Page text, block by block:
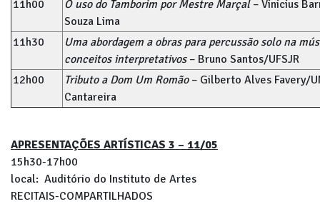
11h00 O uso do Tamborim por Mestre Marçal– Vinicius
Souza Lima
11h30
Uma abordagem a obras para percussão solo na
conceitos interpretativos– Bruno Santos/UFSJR
12h00
Tributo a Dom Um Romão– Gilberto Alves Favery/
Cantareira
APRESENTAÇÕES ARTÍSTICAS 3 – 11/05
15h30-17h00
local: Auditório do Instituto de Artes
RECITAIS-COMPARTILHADOS